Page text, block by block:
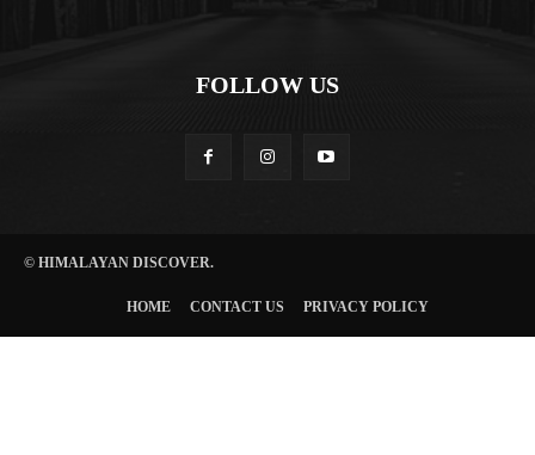
FOLLOW US
© HIMALAYAN DISCOVER.
HOME CONTACT US PRIVACY POLICY